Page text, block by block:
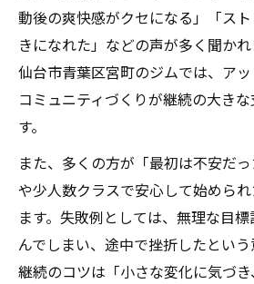
動後の爽快感がクセになる」「ス
きになれた」などの声が多く聞かれ
仙台市青葉区宮町のジムでは、ア
コミュニティづくりが継続の大き
す。
また、多くの方が「最初は不安だ
や少人数クラスで安心して始めら
ます。失敗例としては、無理な目
んでしまい、途中で挫折したという
継続のコツは「小さな変化に気づ